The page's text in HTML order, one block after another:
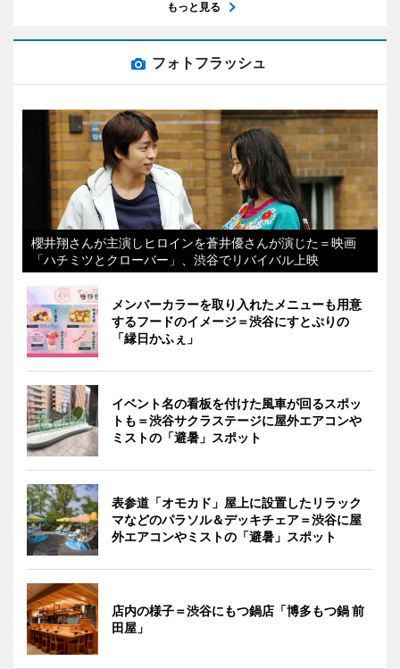
もっと見る
フォトフラッシュ
櫻井翔さんが主演しヒロインを蒼井優さんが演じた＝映画
「ハチミツとクローバー」、渋谷でリバイバル上映
メンバーカラーを取り入れたメニューも用意
するフードのイメージ＝渋谷にすとぷりの
「縁日かふぇ」
イベント名の看板を付けた風車が回るスポッ
トも＝渋谷サクラステージに屋外エアコンや
ミストの「避暑」スポット
表参道「オモカド」屋上に設置したリラック
マなどのパラソル＆デッキチェア＝渋谷に屋
外エアコンやミストの「避暑」スポット
店内の様子＝渋谷にもつ鍋店「博多もつ鍋 前
田屋」